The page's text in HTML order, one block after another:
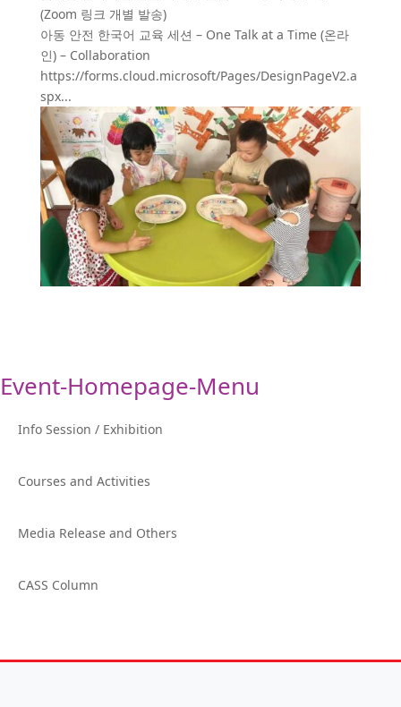
(Zoom 링크 개별 발송)
아동 안전 한국어 교육 세션 – One Talk at a Time (온라
인) – Collaboration
https://forms.cloud.microsoft/Pages/DesignPageV2.a
spx...
Event-Homepage-Menu
Info Session / Exhibition
Courses and Activities
Media Release and Others
CASS Column